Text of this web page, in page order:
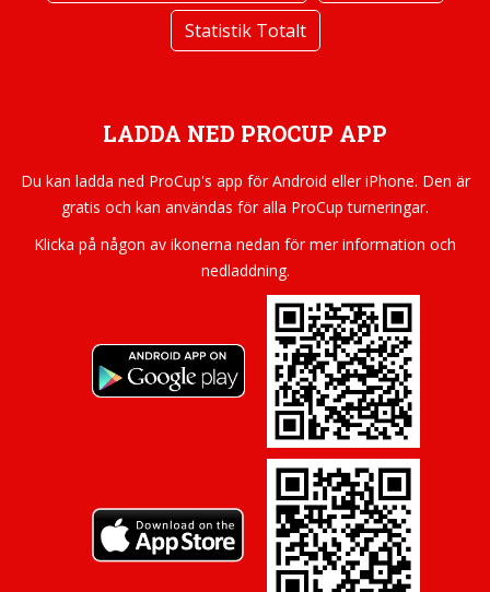
Statistik Totalt
LADDA NED PROCUP APP
Du kan ladda ned ProCup's app för Android eller iPhone. Den är
gratis och kan användas för alla ProCup turneringar.
Klicka på någon av ikonerna nedan för mer information och
nedladdning.